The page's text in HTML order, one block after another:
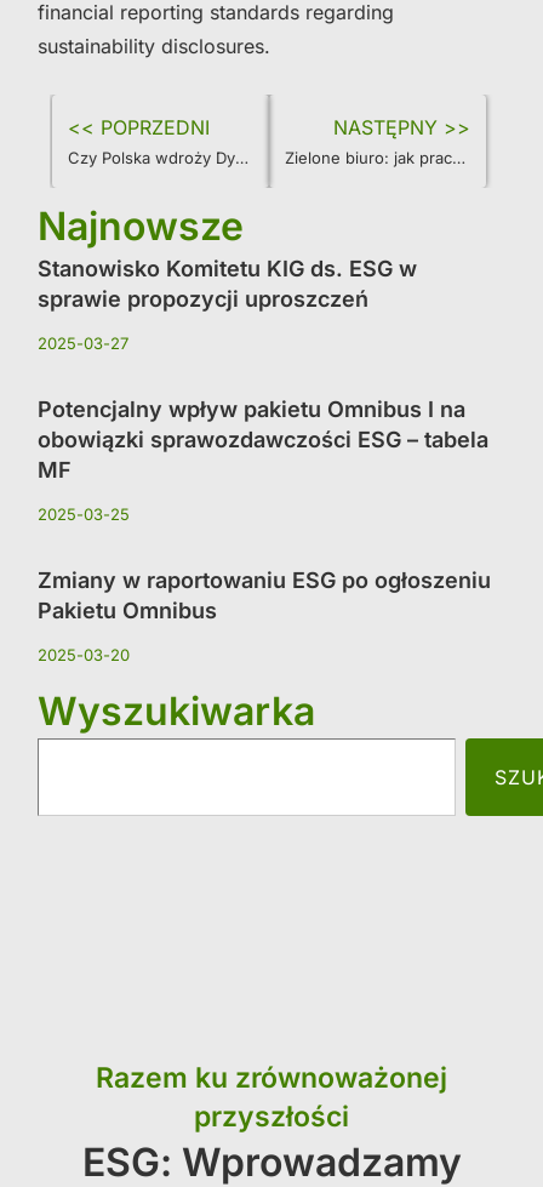
financial reporting standards regarding
sustainability disclosures.
<< POPRZEDNI
Czy Polska wdroży Dyrektywę CSRD? Niepokojące doniesienia z Sejmu RP
NASTĘPNY >>
Zielone biuro: jak praca zdalna i hybrydowa wspiera ESG?
Najnowsze
Stanowisko Komitetu KIG ds. ESG w
sprawie propozycji uproszczeń
2025-03-27
Potencjalny wpływ pakietu Omnibus I na
obowiązki sprawozdawczości ESG – tabela
MF
2025-03-25
Zmiany w raportowaniu ESG po ogłoszeniu
Pakietu Omnibus
2025-03-20
Wyszukiwarka
Razem ku zrównoważonej
przyszłości
ESG: Wprowadzamy